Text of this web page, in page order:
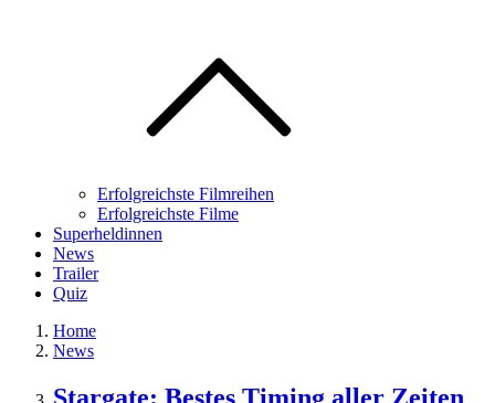
Erfolgreichste Filmreihen
Erfolgreichste Filme
Superheldinnen
News
Trailer
Quiz
Home
News